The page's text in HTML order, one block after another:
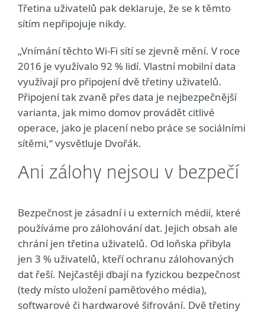
Třetina uživatelů pak deklaruje, že se k těmto
sítím nepřipojuje nikdy.
„Vnímání těchto Wi-Fi sítí se zjevně mění. V roce
2016 je využívalo 92 % lidí. Vlastní mobilní data
využívají pro připojení dvě třetiny uživatelů.
Připojení tak zvaně přes data je nejbezpečnější
varianta, jak mimo domov provádět citlivé
operace, jako je placení nebo práce se sociálními
sítěmi,“ vysvětluje Dvořák.
Ani zálohy nejsou v bezpečí
Bezpečnost je zásadní i u externích médií, které
používáme pro zálohování dat. Jejich obsah ale
chrání jen třetina uživatelů. Od loňska přibyla
jen 3 % uživatelů, kteří ochranu zálohovaných
dat řeší. Nejčastěji dbají na fyzickou bezpečnost
(tedy místo uložení paměťového média),
softwarové či hardwarové šifrování. Dvě třetiny